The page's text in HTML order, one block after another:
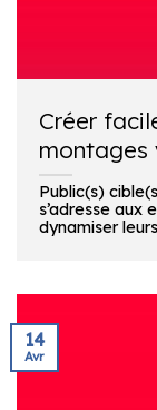
Créer
montages
Public(s)
s’adresse aux
dynamiser
14
Avr